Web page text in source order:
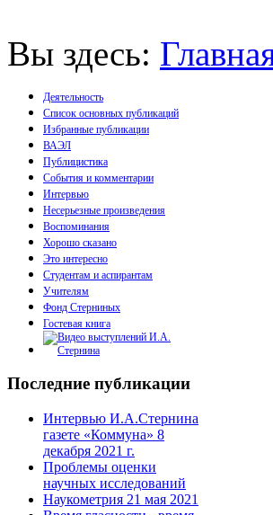
Вы здесь:
Деятельность
Список основных публикаций
Монографии
Брошюры
Статьи
Избранные публикации
ВАЭЛ
Публицистика
События и комментарии
Интервью
Несерьезные произведения
Воспоминания
Хорошо сказано
Это интересно
Студентам и аспирантам
Учителям
Фонд Стерниных
Гостевая книга
Последние публикации
Интервью И.А.Стернина
газете «Коммуна» 8
декабря 2021 г.
Проблемы оценки
научных исследований
Наукометрия 21 мая 2021